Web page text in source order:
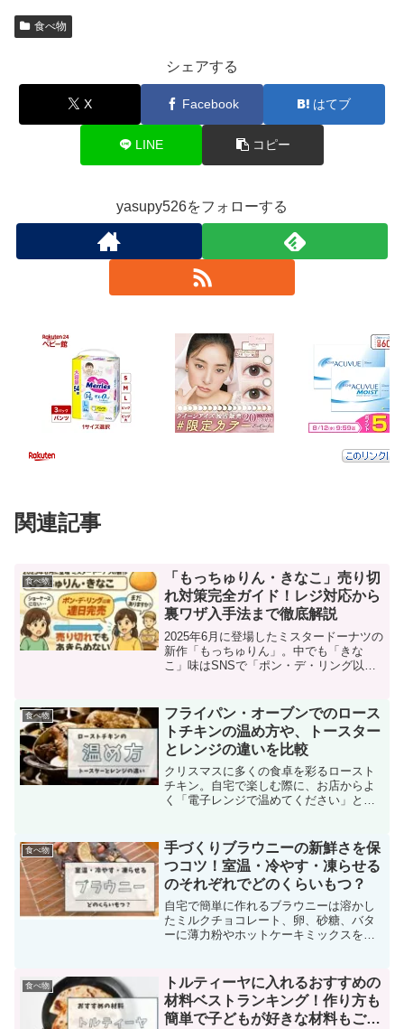
食べ物
シェアする
X Facebook はてブ
LINE コピー
yasupy526をフォローする
関連記事
食べ物
「もっちゅりん・きなこ」売り切
れ対策完全ガイド！レジ対応から
裏ワザ入手法まで徹底解説
2025年6月に登場したミスタードーナツの
新作「もっちゅりん」。中でも「きな
こ」味はSNSで「ポン・デ・リング以来
す。開店直後に駆け込んでも「ショーケ
ースにない…」という...
食べ物
フライパン・オーブンでのロース
トチキンの温め方や、トースター
とレンジの違いを比較
クリスマスに多くの食卓を彩るロースト
チキン。自宅で楽しむ際に、お店からよ
く「電子レンジで温めてください」と聞
肉の水分が蒸発し、ローストチキンが乾
燥して「パサパサ」の食感...
食べ物
手づくりブラウニーの新鮮さを保
つコツ！室温・冷やす・凍らせる
のそれぞれでどのくらいもつ？
自宅で簡単に作れるブラウニーは溶かし
たミルクチョコレート、卵、砂糖、バタ
ーに薄力粉やホットケーキミックスを加
特にバレンタインや夏のギフトとして手
渡す際に、作った翌日でも...
食べ物
トルティーヤに入れるおすすめの
材料ベストランキング！作り方も
簡単で子どもが好きな材料もご紹